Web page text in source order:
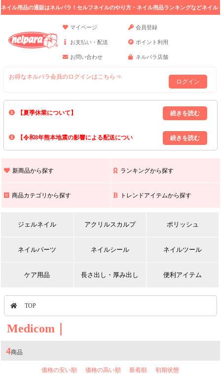
ネイル用品の通販はネルパラ！セルフネイルのやり方・ネイル用品ランキングなどネイル
マイページ
会員登録
お支払い・配送 ポイント利用
お問い合わせ ネルパラ店舗
お得なネルパラ会員のログインはこちら⇒
ログイン
【夏季休業について】
8/13(木)～8/16(日)の間｢出荷業務・お問い合わせ業務｣はお休みいたしま
上記期間中のご注文・お問い合わせは8/17(月)以降の対応となりますので
【令和8年熊本地震の影響による配送につい
また､ 九州全域でお荷物のお届けに遅延が生じております｡
新商品から探す ランキングから探す
商品カテゴリから探す トレンドアイテムから探す
ジェルネイル アクリルスカルプ ポリッシュ
ネイルパーツ ネイルシール ネイルツール
ケア用品 長さ出し・厚み出し 便利アイテム
TOP
Medicom｜
4商品
価格の安い順 価格の高い順 新着順 初期状態